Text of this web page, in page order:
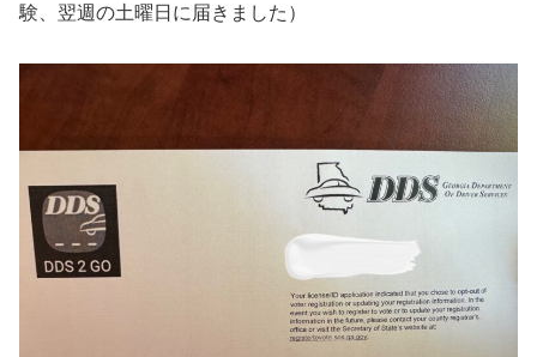
験、翌週の土曜日に届きました）